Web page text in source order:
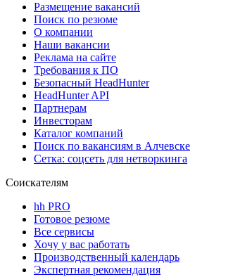
Размещение вакансий
Поиск по резюме
О компании
Наши вакансии
Реклама на сайте
Требования к ПО
Безопасный HeadHunter
HeadHunter API
Партнерам
Инвесторам
Каталог компаний
Поиск по вакансиям в Алчевске
Сетка: соцсеть для нетворкинга
Соискателям
hh PRO
Готовое резюме
Все сервисы
Хочу у вас работать
Производственный календарь
Экспертная рекомендация